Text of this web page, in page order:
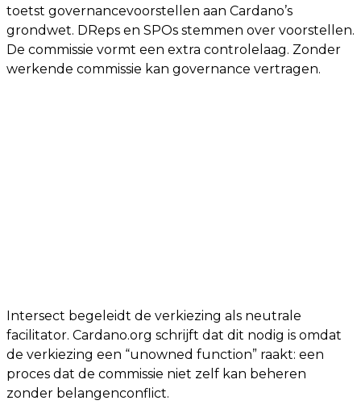
toetst governancevoorstellen aan Cardano’s
grondwet. DReps en SPOs stemmen over voorstellen.
De commissie vormt een extra controlelaag. Zonder
werkende commissie kan governance vertragen.
Intersect begeleidt de verkiezing als neutrale
facilitator. Cardano.org schrijft dat dit nodig is omdat
de verkiezing een “unowned function” raakt: een
proces dat de commissie niet zelf kan beheren
zonder belangenconflict.